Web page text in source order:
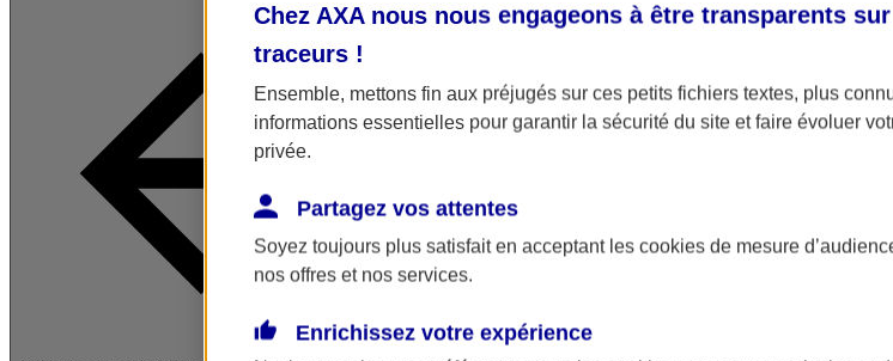
Fermer le menu principal
Chez AXA nous nous engageons à être transparents
traceurs !
Ensemble, mettons fin aux préjugés sur ces petits fichiers textes, plus
informations essentielles pour garantir la sécurité du site et faire évoluer
privée.
Partagez vos attentes
Soyez toujours plus satisfait en acceptant les cookies de mesure
nos offres et nos services.
Enrichissez votre expérience